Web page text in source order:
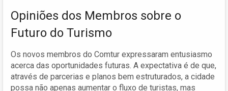
Opiniões dos Membros sobre o
Futuro do Turismo
Os novos membros do Comtur expressaram entusiasmo
acerca das oportunidades futuras. A expectativa é de que,
através de parcerias e planos bem estruturados, a cidade
possa não apenas aumentar o fluxo de turistas, mas